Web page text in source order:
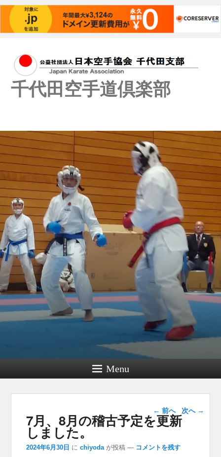
千代田空手道倶楽部
Menu
投稿ナビゲー
ション
← 前へ 次へ →
7月、8月の稽古予定を更新
しました。
2024年6月30日 に chiyoda が投稿 — コメントを残す